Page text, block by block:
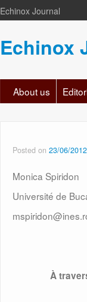
Echinox Journal
Echinox
About us
Posted on 23/06/2012
Monica Spiridon
Université de
À